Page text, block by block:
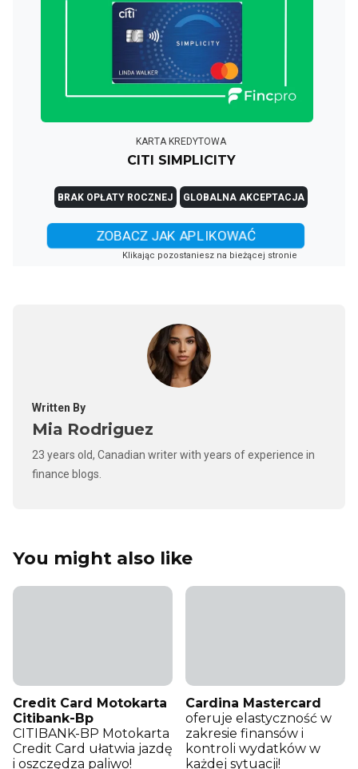
KARTA KREDYTOWA
CITI SIMPLICITY
BRAK OPŁATY ROCZNEJ GLOBALNA AKCEPTACJA
ZOBACZ JAK APLIKOWAĆ
Klikając pozostaniesz na bieżącej stronie
Written By
Mia Rodriguez
23 years old, Canadian writer with years of experience in
finance blogs.
You might also like
Credit Card Motokarta
Citibank-Bp
CITIBANK-BP Motokarta
Credit Card ułatwia jazdę
i oszczędza paliwo!
Cardina Mastercard
oferuje elastyczność w
zakresie finansów i
kontroli wydatków w
każdej sytuacji!